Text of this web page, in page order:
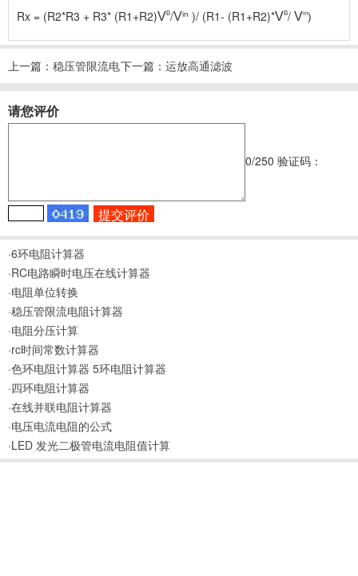
Rx = (R2*R3 + R3* (R1+R2)VB/Vin )/ (R1- (R1+R2)*VB/ Vin)
上一篇： 稳压管限流电下一篇：运放高通滤波
请您评价
0/250 验证码：
·6环电阻计算器
·RC电路瞬时电压在线计算器
·电阻单位转换
·稳压管限流电阻计算器
·电阻分压计算
·rc时间常数计算器
·色环电阻计算器 5环电阻计算器
·四环电阻计算器
·在线并联电阻计算器
·电压电流电阻的公式
·LED 发光二极管电流电阻值计算